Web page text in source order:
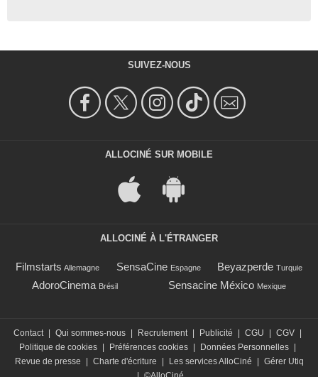
SUIVEZ-NOUS
ALLOCINÉ SUR MOBILE
ALLOCINÉ À L'ÉTRANGER
Filmstarts Allemagne SensaCine Espagne Beyazperde Turquie
AdoroCinema Brésil Sensacine México Mexique
Contact Qui sommes-nous Recrutement Publicité CGU CGV
Politique de cookies
Préférences cookies Données Personnelles
Revue de presse
Charte d'écriture Les services AlloCiné
Gérer Utiq